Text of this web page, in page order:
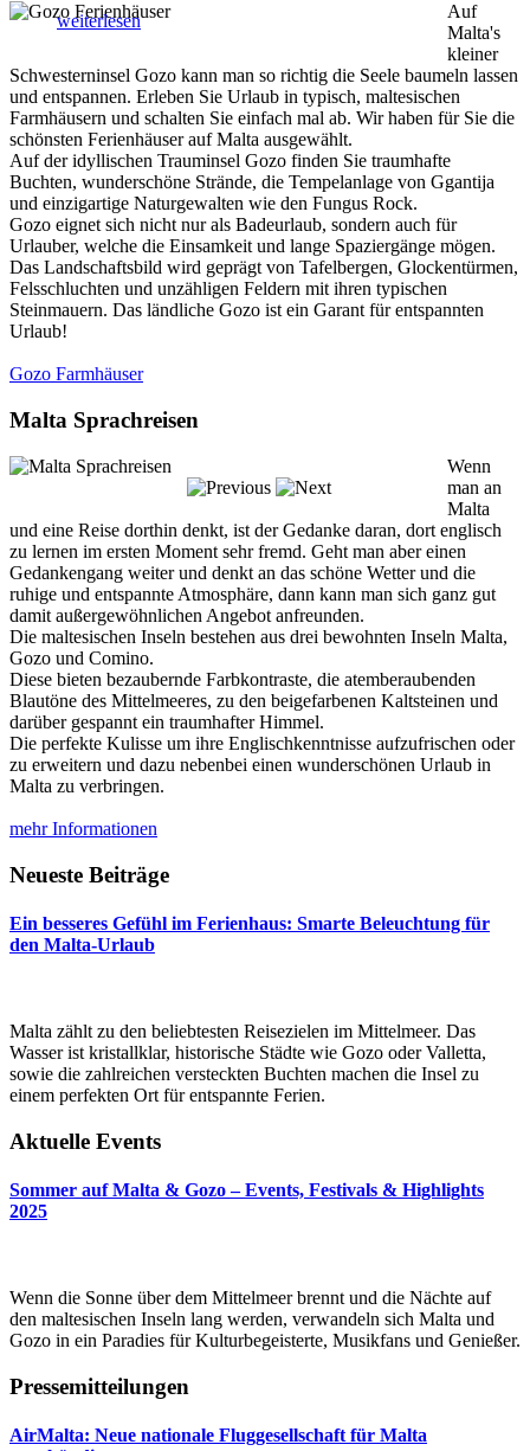
weiterlesen
Auf
Malta's
kleiner
Schwesterninsel Gozo kann man so richtig die Seele baumeln lassen
und entspannen. Erleben Sie Urlaub in typisch, maltesischen
Farmhäusern und schalten Sie einfach mal ab. Wir haben für Sie die
schönsten Ferienhäuser auf Malta ausgewählt.
Auf der idyllischen Trauminsel Gozo finden Sie traumhafte
Buchten, wunderschöne Strände, die Tempelanlage von Ggantija
und einzigartige Naturgewalten wie den Fungus Rock.
Gozo eignet sich nicht nur als Badeurlaub, sondern auch für
Urlauber, welche die Einsamkeit und lange Spaziergänge mögen.
Das Landschaftsbild wird geprägt von Tafelbergen, Glockentürmen,
Felsschluchten und unzähligen Feldern mit ihren typischen
Steinmauern. Das ländliche Gozo ist ein Garant für entspannten
Urlaub!
Gozo Farmhäuser
Malta Sprachreisen
Wenn
man an
Malta
und eine Reise dorthin denkt, ist der Gedanke daran, dort englisch
zu lernen im ersten Moment sehr fremd. Geht man aber einen
Gedankengang weiter und denkt an das schöne Wetter und die
ruhige und entspannte Atmosphäre, dann kann man sich ganz gut
damit außergewöhnlichen Angebot anfreunden.
Die maltesischen Inseln bestehen aus drei bewohnten Inseln Malta,
Gozo und Comino.
Diese bieten bezaubernde Farbkontraste, die atemberaubenden
Blautöne des Mittelmeeres, zu den beigefarbenen Kaltsteinen und
darüber gespannt ein traumhafter Himmel.
Die perfekte Kulisse um ihre Englischkenntnisse aufzufrischen oder
zu erweitern und dazu nebenbei einen wunderschönen Urlaub in
Malta zu verbringen.
mehr Informationen
Neueste Beiträge
Ein besseres Gefühl im Ferienhaus: Smarte Beleuchtung für
den Malta-Urlaub
Malta zählt zu den beliebtesten Reisezielen im Mittelmeer. Das
Wasser ist kristallklar, historische Städte wie Gozo oder Valletta,
sowie die zahlreichen versteckten Buchten machen die Insel zu
einem perfekten Ort für entspannte Ferien.
Aktuelle Events
Sommer auf Malta & Gozo – Events, Festivals & Highlights
2025
Wenn die Sonne über dem Mittelmeer brennt und die Nächte auf
den maltesischen Inseln lang werden, verwandeln sich Malta und
Gozo in ein Paradies für Kulturbegeisterte, Musikfans und Genießer.
Pressemitteilungen
AirMalta: Neue nationale Fluggesellschaft für Malta